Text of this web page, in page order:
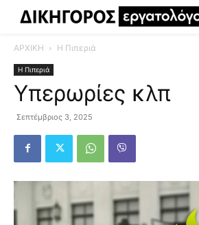
ΑΡΧΙΚΗ Η Πιπεριά
Η Πιπεριά
Υπερωρίες κλπ
Σεπτέμβριος 3, 2025